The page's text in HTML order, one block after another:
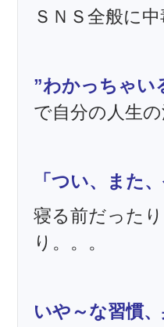
ＳＮＳ全般に
”わかっちゃい
で自分の人生
「つい、また
寝る前だった
り。。。
いや～な習慣